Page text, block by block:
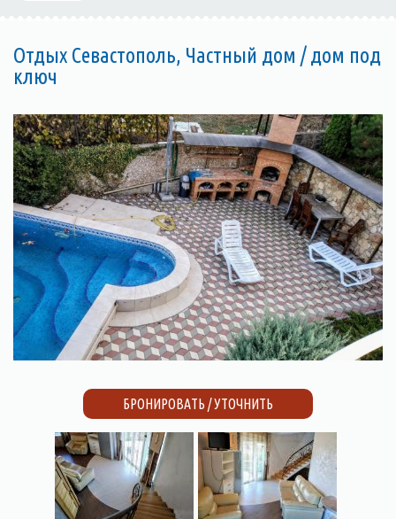
Отдых Севастополь, Частный дом / дом под
ключ
БРОНИРОВАТЬ / УТОЧНИТЬ